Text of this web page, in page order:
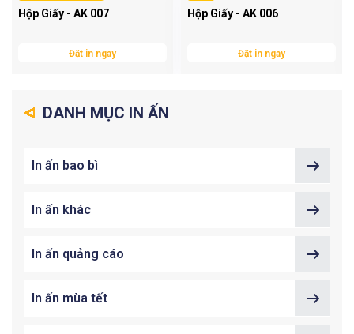
Hộp Giấy - AK 007
Đặt in ngay
Hộp Giấy - AK 006
Đặt in ngay
DANH MỤC IN ẤN
In ấn bao bì
In ấn khác
In ấn quảng cáo
In ấn mùa tết